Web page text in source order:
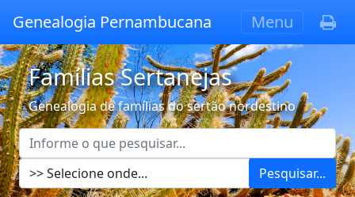
Genealogia Pernambucana Menu
Famílias Sertanejas
Genealogia de famílias do sertão nordestino
Pesquisar...